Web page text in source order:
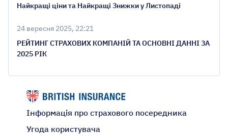
Найкращі ціни та Найкращі Знижки у Листопаді
24 вересня 2025, 22:21
РЕЙТИНГ СТРАХОВИХ КОМПАНІЙ ТА ОСНОВНІ ДАННІ ЗА
2025 РІК
Інформація про страхового посередника
Угода користувача